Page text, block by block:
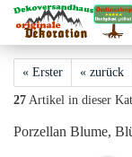
« Erster « zurück
27 Artikel in dieser
Porzellan Blume,